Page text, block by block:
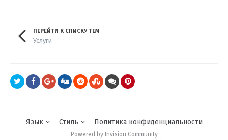
ПЕРЕЙТИ К СПИСКУ ТЕМ
Услуги
Язык Стиль Политика конфиденциальности
Powered by Invision Community